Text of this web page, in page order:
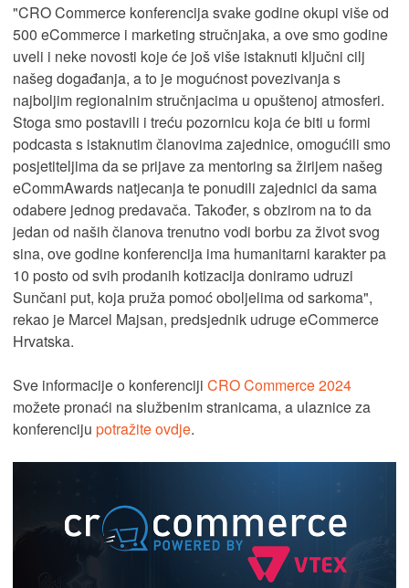
"CRO Commerce konferencija svake godine okupi više od
500 eCommerce i marketing stručnjaka, a ove smo godine
uveli i neke novosti koje će još više istaknuti ključni cilj
našeg događanja, a to je mogućnost povezivanja s
najboljim regionalnim stručnjacima u opuštenoj atmosferi.
Stoga smo postavili i treću pozornicu koja će biti u formi
podcasta s istaknutim članovima zajednice, omogućili smo
posjetiteljima da se prijave za mentoring sa žirijem našeg
eCommAwards natjecanja te ponudili zajednici da sama
odabere jednog predavača. Također, s obzirom na to da
jedan od naših članova trenutno vodi borbu za život svog
sina, ove godine konferencija ima humanitarni karakter pa
10 posto od svih prodanih kotizacija doniramo udruzi
Sunčani put, koja pruža pomoć oboljelima od sarkoma",
rekao je Marcel Majsan, predsjednik udruge eCommerce
Hrvatska.
Sve informacije o konferenciji CRO Commerce 2024
možete pronaći na službenim stranicama, a ulaznice za
konferenciju potražite ovdje.